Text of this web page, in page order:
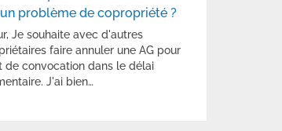
problème de copropriété ?
Je souhaite avec d'autres
faire annuler une AG pour
de convocation dans le délai
J'ai bien…